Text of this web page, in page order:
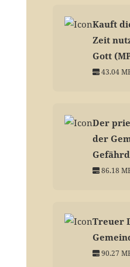
Kauft
Zeit
Gott
43.04
Der
der
86.18
Treuer
90.27